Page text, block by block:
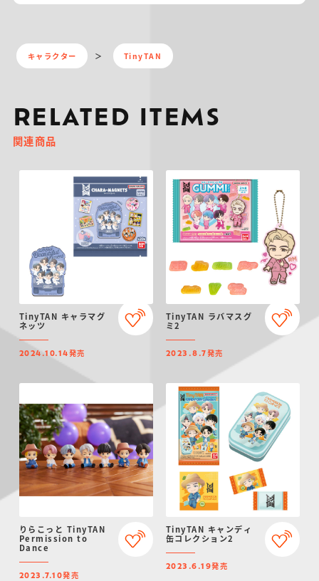
キャラクター TinyTAN
RELATED ITEMS
関連商品
TinyTAN キャラマグ
ネッツ
2024.10.14発売
TinyTAN ラバマスグ
ミ2
2023.8.7発売
りらこっと TinyTAN
Permission to
Dance
2023.7.10発売
TinyTAN キャンディ
缶コレクション2
2023.6.19発売